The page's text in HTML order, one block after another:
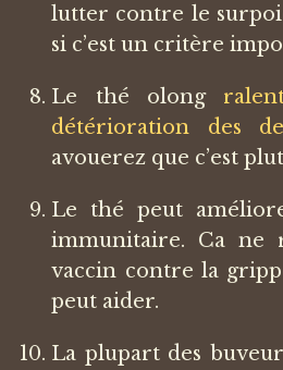
lutter contre le
si c’est un critère
Le thé olong
détérioration des
avouerez que c’est
Le thé peut
immunitaire. Ca ne
vaccin contre la
peut aider.
La plupart des